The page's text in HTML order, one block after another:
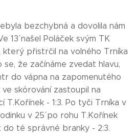
bezchybná a dovolila nám
13´ našel Poláček svým TK
který přistrčil na volného Trníka
se, že začínáme zvedat hlavu,
do vápna na zapomenutého
skórování zastoupil na
T.Kořínek - 1:3. Po tyči Trníka v
v 25´ po rohu T.Kořínek
té správné branky - 2:3.